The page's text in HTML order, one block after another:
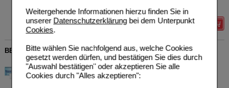
Weitergehende Informationen hierzu finden Sie in
unserer Datenschutzerklärungbei dem Unterpunkt
Cookies.
Bitte wählen Sie nachfolgend aus, welche Cookies
gesetzt werden dürfen, und bestätigen Sie dies durch
"Auswahl bestätigen" oder akzeptieren Sie alle
Cookies durch "Alles akzeptieren":
Details
BEPANTHEN Wund- und Heilsalbe
Bayer Vital GmbH
01578818
AVP ***